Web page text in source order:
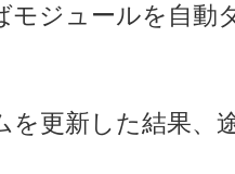
モジュールを自動
を更新した結果、